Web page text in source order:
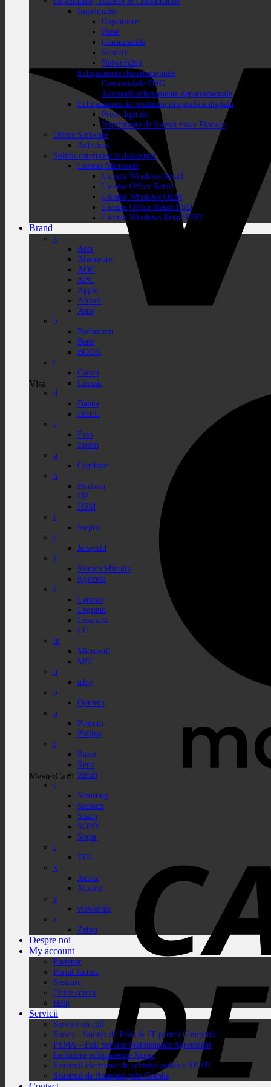
Visa
MasterCard
Imprimante
Copiatoare
Piese
Consumabile
Scanere
Networking
Echipamente departamentale
Consumabile OSG
Accesorii echipamente departamentale
Echipamente de productie tipografica digitala
Prese digitale
Imprimante de format mare Plottare
Office Software
Antivirus
Solutii enterprise si datacenter
Licente Microsoft
Licente Windows Retail
Licente Office Retail
Licente Windows OEM
Licente Office Retail ESD
Licente Windows Retail ESD
Brand
a
Acer
Alienware
AOC
APC
Apple
Asrock
Asus
b
Bachmann
Benq
BOOX
c
Canon
Corsair
d
Dahua
DELL
e
Eizo
Epson
g
Gigabyte
h
Horizon
HP
HSM
i
Inepro
j
Jetworld
k
Konica Minolta
Kyocera
l
Lenovo
Legrand
Lexmark
LG
m
Microsoft
MSI
n
nJoy
o
Optoma
p
Pantum
Philips
r
Razer
Renz
Ricoh
s
Samsung
Serioux
Sharp
SONY
Sopar
t
TCL
x
Xerox
Xiaomi
v
viewsonic
z
Zebra
Despre noi
My account
Partener
Portal facturi
Sesizare
Citire contor
Help
Servicii
Service on call
Estico – Soluții de Print & IT pentru Companii
FSMA – Full Service Maintenance Agreement
Inchiriere echipamente Xerox
Sistemul electronic de achiziții publice SEAP
Sistemul de finanțare prin Grenke